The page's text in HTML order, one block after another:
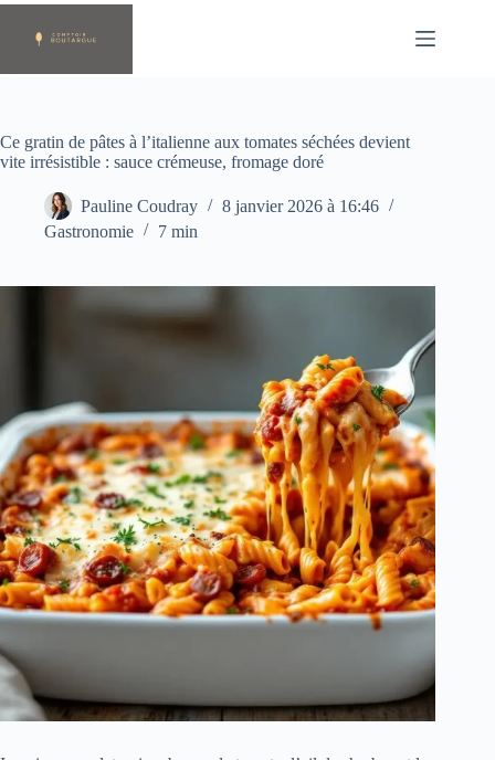
Passer
contenu
Ce gratin de pâtes à l’italienne aux tomates séchées devient
vite irrésistible : sauce crémeuse, fromage doré
Pauline Coudray
8 janvier 2026 à 16:46
Gastronomie
7 min